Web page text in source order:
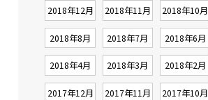
2018年12月 2018年11月 2018年10月
2018年8月 2018年7月 2018年6月
2018年4月 2018年3月 2018年2月
2017年12月 2017年11月 2017年10月